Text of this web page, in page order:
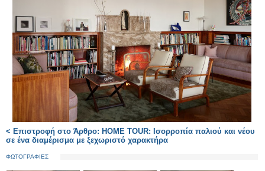
< Επιστροφή στο Άρθρο: HOME TOUR: Ισορροπία παλιού και νέου
σε ένα διαμέρισμα με ξεχωριστό χαρακτήρα
ΦΩΤΟΓΡΑΦΙΕΣ